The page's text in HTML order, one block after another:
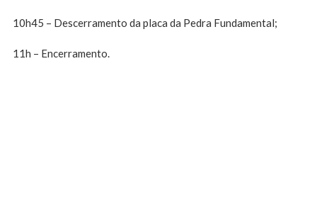
10h45 – Descerramento da placa da Pedra Fundamental;
11h – Encerramento.